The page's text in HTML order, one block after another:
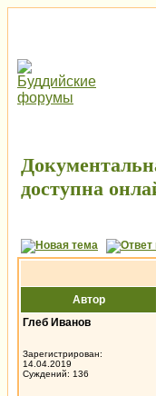
доступна
Автор
Глеб Иванов
Зарегистрирован:
14.04.2019
Суждений: 136